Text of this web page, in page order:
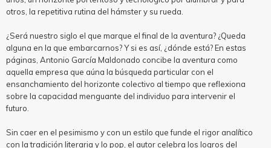
otros, la repetitiva rutina del hámster y su rueda.
¿Será nuestro siglo el que marque el final de la aventura? ¿Queda
alguna en la que embarcarnos? Y si es así, ¿dónde está? En estas
páginas, Antonio García Maldonado concibe la aventura como
aquella empresa que aúna la búsqueda particular con el
ensanchamiento del horizonte colectivo al tiempo que reflexiona
sobre la capacidad menguante del individuo para intervenir el
futuro.
Sin caer en el pesimismo y con un estilo que funde el rigor analítico
con la tradición literaria y lo pop, el autor celebra los logros del